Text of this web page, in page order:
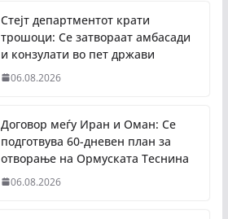
Стејт департментот крати
трошоци: Се затвораат амбасади
и конзулати во пет држави
06.08.2026
Договор меѓу Иран и Оман: Се
подготвува 60-дневен план за
отворање на Ормуската Теснина
06.08.2026